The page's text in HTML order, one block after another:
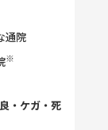
通院
※
・ケガ・死